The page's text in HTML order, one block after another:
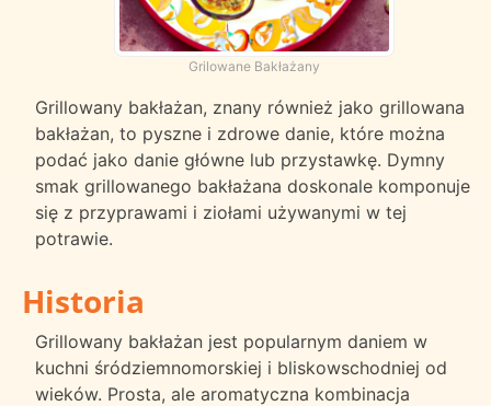
Grilowane Bakłażany
Grillowany bakłażan, znany również jako grillowana
bakłażan, to pyszne i zdrowe danie, które można
podać jako danie główne lub przystawkę. Dymny
smak grillowanego bakłażana doskonale komponuje
się z przyprawami i ziołami używanymi w tej
potrawie.
Historia
Grillowany bakłażan jest popularnym daniem w
kuchni śródziemnomorskiej i bliskowschodniej od
wieków. Prosta, ale aromatyczna kombinacja